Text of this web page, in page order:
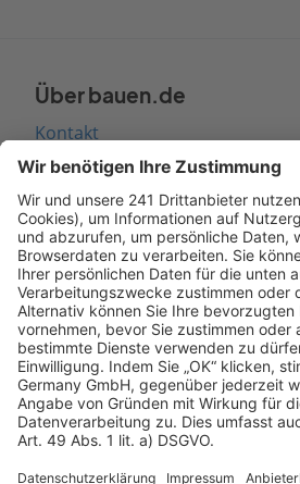
Über bauen.de
Kontakt
Seitenaufbau
Barrierefreiheit
Cookie Einstellungen
Rechtliches
AGB-Übersicht
Datenschutz
Impressum